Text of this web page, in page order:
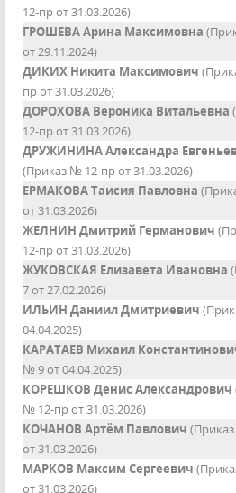
12-пр от 31.03.2026)
ГРОШЕВА Арина Максимовна
от 29.11.2024)
ДИКИХ Никита Максимович
пр от 31.03.2026)
ДОРОХОВА Вероника Витальевна
12-пр от 31.03.2026)
ДРУЖИНИНА Александра
(Приказ № 12-пр от 31.03.2026)
ЕРМАКОВА Таисия Павловна
от 31.03.2026)
ЖЕЛНИН Дмитрий Германович
12-пр от 31.03.2026)
ЖУКОВСКАЯ Елизавета Ивановна
7 от 27.02.2026)
ИЛЬИН Даниил Дмитриевич
04.04.2025)
КАРАТАЕВ Михаил
№ 9 от 04.04.2025)
КОРЕШКОВ Денис Александрович
№ 12-пр от 31.03.2026)
КОЧАНОВ Артём Павлович
от 31.03.2026)
МАРКОВ Максим Сергеевич
от 31.03.2026)